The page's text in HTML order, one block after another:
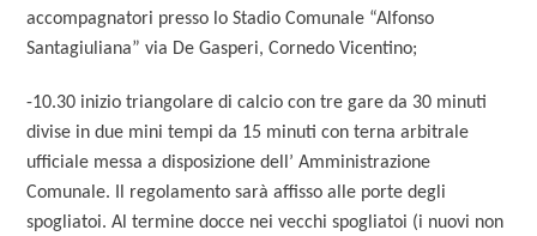
accompagnatori presso lo Stadio Comunale “Alfonso
Santagiuliana” via De Gasperi, Cornedo Vicentino;
-10.30 inizio triangolare di calcio con tre gare da 30 minuti
divise in due mini tempi da 15 minuti con terna arbitrale
ufficiale messa a disposizione dell’ Amministrazione
Comunale. Il regolamento sarà affisso alle porte degli
spogliatoi. Al termine docce nei vecchi spogliatoi (i nuovi non